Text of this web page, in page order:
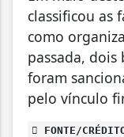
classificou as
como
passada, dois
foram
pelo vínculo
FONTE/